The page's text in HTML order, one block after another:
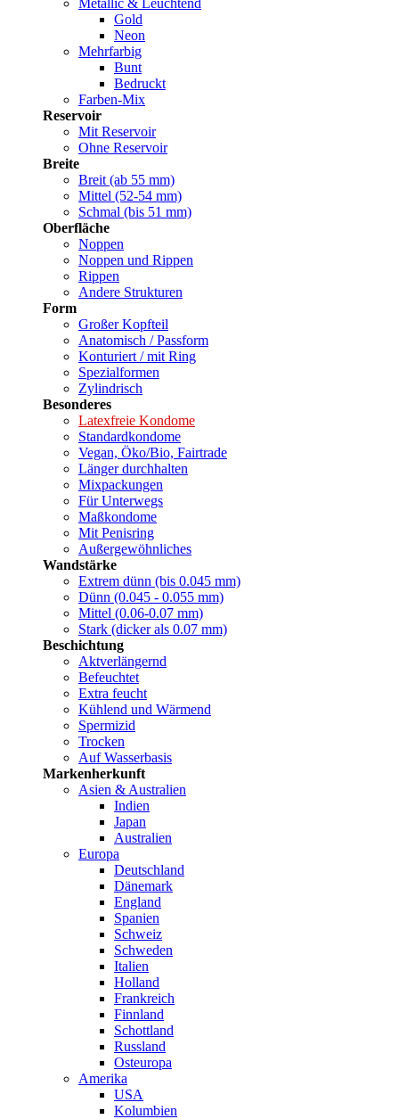
Metallic & Leuchtend
Gold
Neon
Mehrfarbig
Bunt
Bedruckt
Farben-Mix
Reservoir
Mit Reservoir
Ohne Reservoir
Breite
Breit (ab 55 mm)
Mittel (52-54 mm)
Schmal (bis 51 mm)
Oberfläche
Noppen
Noppen und Rippen
Rippen
Andere Strukturen
Form
Großer Kopfteil
Anatomisch / Passform
Konturiert / mit Ring
Spezialformen
Zylindrisch
Besonderes
Latexfreie Kondome
Standardkondome
Vegan, Öko/Bio, Fairtrade
Länger durchhalten
Mixpackungen
Für Unterwegs
Maßkondome
Mit Penisring
Außergewöhnliches
Wandstärke
Extrem dünn (bis 0.045 mm)
Dünn (0.045 - 0.055 mm)
Mittel (0.06-0.07 mm)
Stark (dicker als 0.07 mm)
Beschichtung
Aktverlängernd
Befeuchtet
Extra feucht
Kühlend und Wärmend
Spermizid
Trocken
Auf Wasserbasis
Markenherkunft
Asien & Australien
Indien
Japan
Australien
Europa
Deutschland
Dänemark
England
Spanien
Schweiz
Schweden
Italien
Holland
Frankreich
Finnland
Schottland
Russland
Osteuropa
Amerika
USA
Kolumbien